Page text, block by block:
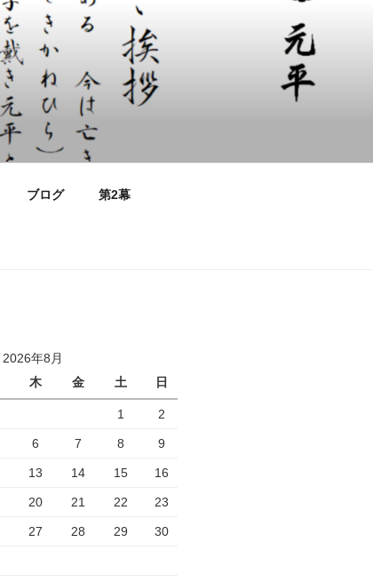
ブログ 第2幕
2026年8月
木 金 土 日
1 2
6 7 8 9
13 14 15 16
20 21 22 23
27 28 29 30